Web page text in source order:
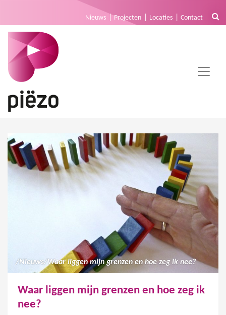
Nieuws Projecten Locaties Contact
/Nieuws/Waar liggen mijn grenzen en hoe zeg ik nee?
Waar liggen mijn grenzen en hoe zeg ik
nee?